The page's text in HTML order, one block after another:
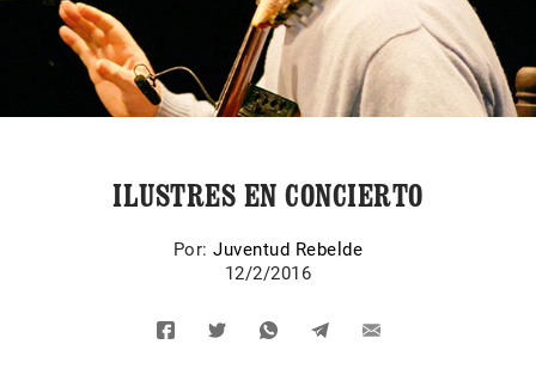
ILUSTRES EN CONCIERTO
Por:Juventud Rebelde
12/2/2016